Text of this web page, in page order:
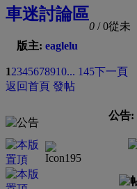
車迷討論區
版主: eaglelu
0 / 0從未
12345678910... 145下一頁
返回首頁 發帖
公告: